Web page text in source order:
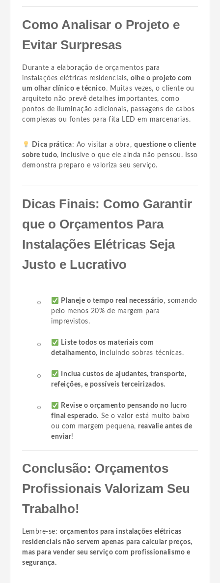
Como Analisar o Projeto e
Evitar Surpresas
Durante a elaboração de orçamentos para
instalações elétricas residenciais,olhe o projeto com
um olhar clínico e técnico. Muitas vezes, o cliente ou
arquiteto não prevê detalhes importantes, como
pontos de iluminação adicionais, passagens de cabos
complexas ou fontes para fita LED em marcenarias.
Dica prática: Ao visitar a obra,questione o cliente
sobre tudo, inclusive o que ele ainda não pensou. Isso
demonstra preparo e valoriza seu serviço.
Dicas Finais: Como Garantir
que o Orçamentos Para
Instalações Elétricas Seja
Justo e Lucrativo
Planeje o tempo real necessário, somando
pelo menos 20% de margem para
imprevistos.
Liste todos os materiais com
detalhamento, incluindo sobras técnicas.
Inclua custos de ajudantes, transporte,
refeições, e possíveis terceirizados.
Revise o orçamento pensando no lucro
final esperado. Se o valor está muito baixo
ou com margem pequena,reavalie antes de
enviar!
Conclusão: Orçamentos
Profissionais Valorizam Seu
Trabalho!
Lembre-se: orçamentos para instalações elétricas
residenciais não servem apenas para calcular preços,
mas para vender seu serviço com profissionalismo e
segurança.